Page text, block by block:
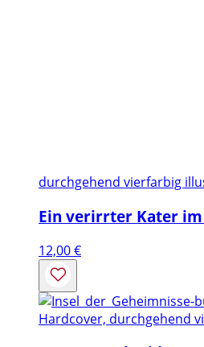
durchgehend vierfarbig
Ein verirrter Kater im
12,00€
Hardcover, durchgehend